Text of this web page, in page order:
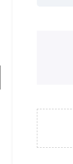
モンス
つ！お